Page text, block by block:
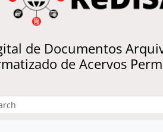
de Documentos
de Acervos
de busca